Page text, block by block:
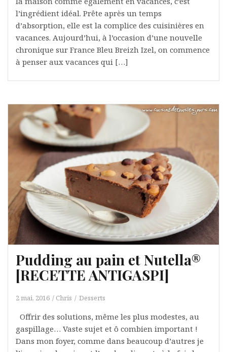
l’ingrédient idéal. Prête après un temps
d’absorption, elle est la complice des cuisinières en
vacances. Aujourd’hui, à l’occasion d’une nouvelle
chronique sur France Bleu Breizh Izel, on commence
à penser aux vacances qui […]
Pudding au pain et Nutella®
[RECETTE ANTIGASPI]
2 mai, 2016 Chris Desserts
Offrir des solutions, même les plus modestes, au
gaspillage… Vaste sujet et ô combien important !
Dans mon foyer, comme dans beaucoup d’autres je